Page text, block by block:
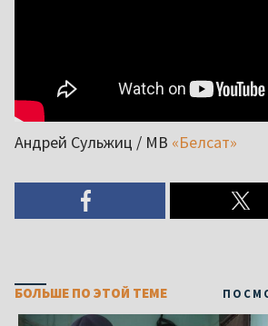
Андрей Сульжиц / МВ «Белсат»
БОЛЬШЕ ПО ЭТОЙ ТЕМЕ